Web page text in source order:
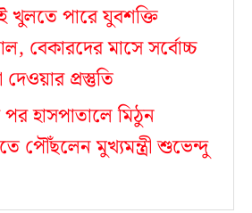
পারে যুবশক্তি
বেকারদের মাসে সর্বোচ্চ
প্রস্তুতি
পর হাসপাতালে মিঠুন
পৌঁছলেন মুখ্যমন্ত্রী শুভেন্দু